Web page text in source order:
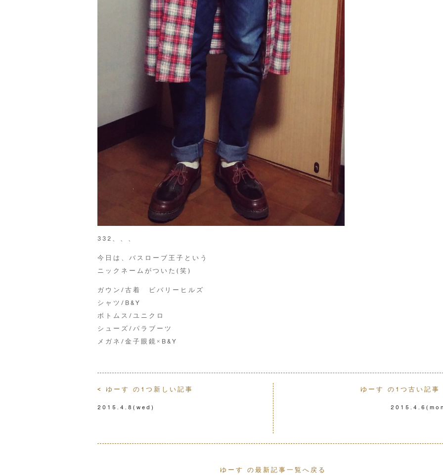
332、、、
今日は、バスローブ王子という
ニックネームがついた(笑)
ガウン/古着 ビバリーヒルズ
シャツ/B&Y
ボトムス/ユニクロ
シューズ/パラブーツ
メガネ/金子眼鏡×B&Y
< ゆーす の1つ新しい記事
2015.4.8 (wed)
ゆーす の1つ古い記事
2015.4.6
ゆーす の最新記事一覧へ戻る